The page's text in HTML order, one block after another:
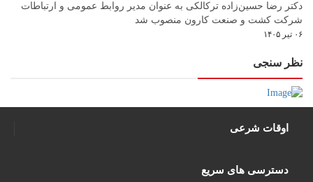
دکتر رضا حسین‌زاده ترکالکی به عنوان مدیر روابط عمومی و ارتباطات
شرکت کشت و صنعت کارون منصوب شد
۰۶ تیر ۱۴۰۵
نظر سنجی
اوقات شرعی
دسترسی های سریع